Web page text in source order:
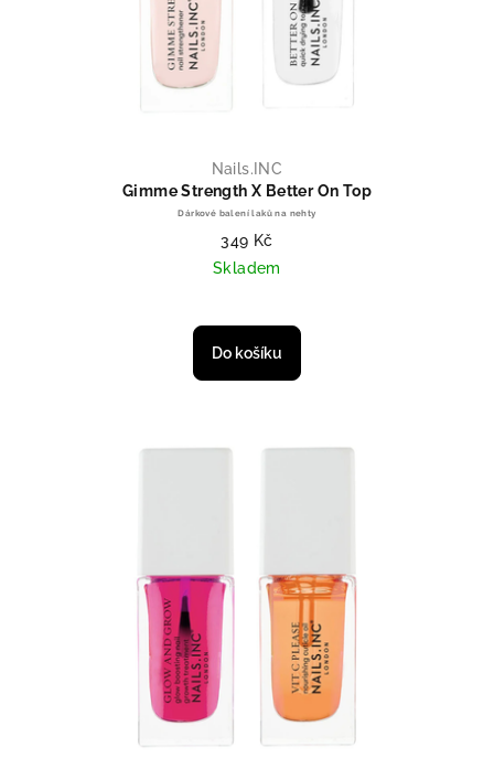
Nails.INC
Gimme Strength X Better On Top
Dárkové balení laků na nehty
349 Kč
Skladem
Do košíku